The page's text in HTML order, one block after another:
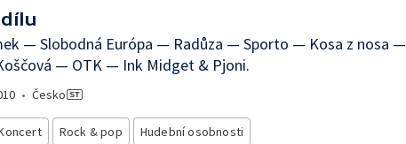
— Slobodná Európa — Radůza — Sporto — Kosa z nosa —
— OTK — Ink Midget & Pjoni.
• Česko
Rock & pop Hudební osobnosti